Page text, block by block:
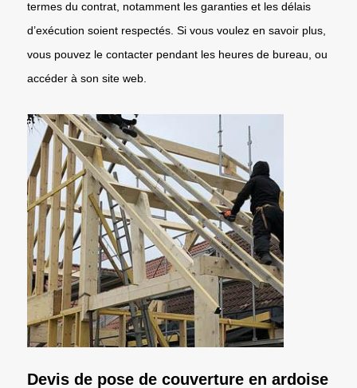
termes du contrat, notamment les garanties et les délais
d’exécution soient respectés. Si vous voulez en savoir plus,
vous pouvez le contacter pendant les heures de bureau, ou
accéder à son site web.
Devis de pose de couverture en ardoise